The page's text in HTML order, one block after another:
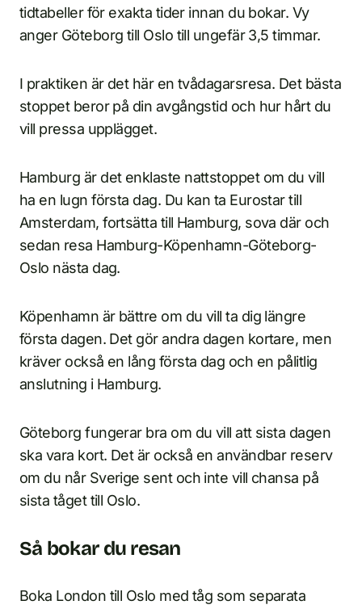
tidtabeller för exakta tider innan du bokar. Vy
anger Göteborg till Oslo till ungefär 3,5 timmar.
I praktiken är det här en tvådagarsresa. Det bästa
stoppet beror på din avgångstid och hur hårt du
vill pressa upplägget.
Hamburg är det enklaste nattstoppet om du vill
ha en lugn första dag. Du kan ta Eurostar till
Amsterdam, fortsätta till Hamburg, sova där och
sedan resa Hamburg-Köpenhamn-Göteborg-
Oslo nästa dag.
Köpenhamn är bättre om du vill ta dig längre
första dagen. Det gör andra dagen kortare, men
kräver också en lång första dag och en pålitlig
anslutning i Hamburg.
Göteborg fungerar bra om du vill att sista dagen
ska vara kort. Det är också en användbar reserv
om du når Sverige sent och inte vill chansa på
sista tåget till Oslo.
Så bokar du resan
Boka London till Oslo med tåg som separata